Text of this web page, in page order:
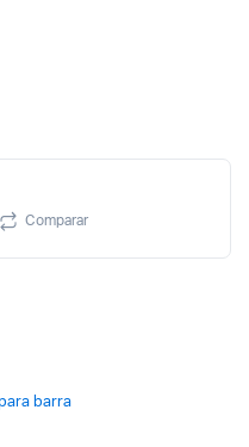
Comparar
barra